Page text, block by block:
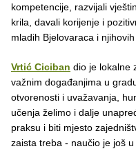
kompetencije, razvijali
krila, davali korijenje i
mladih Bjelovaraca i njihovih
Vrtić Ciciban dio je lokalne
važnim događanjima u
otvorenosti i uvažavanja,
učenja želimo i dalje
praksu i biti mjesto
zaista treba - naučio je još